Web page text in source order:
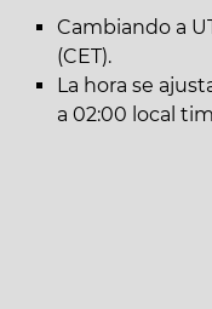
Cambiando a
(CET).
La hora se
a 02:00 local